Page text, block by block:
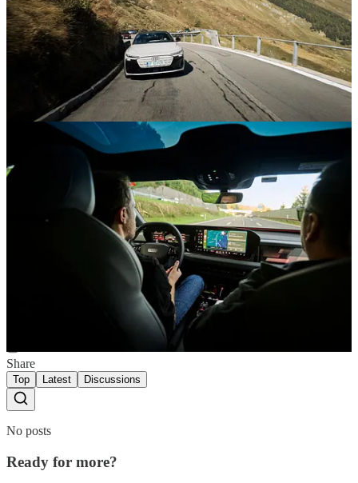
1
Share
Discussion about this post
Comments Restacks
Foarte interesant. Pe cand un test si cu BYD Electric?
Share
Top Latest Discussions
No posts
Ready for more?